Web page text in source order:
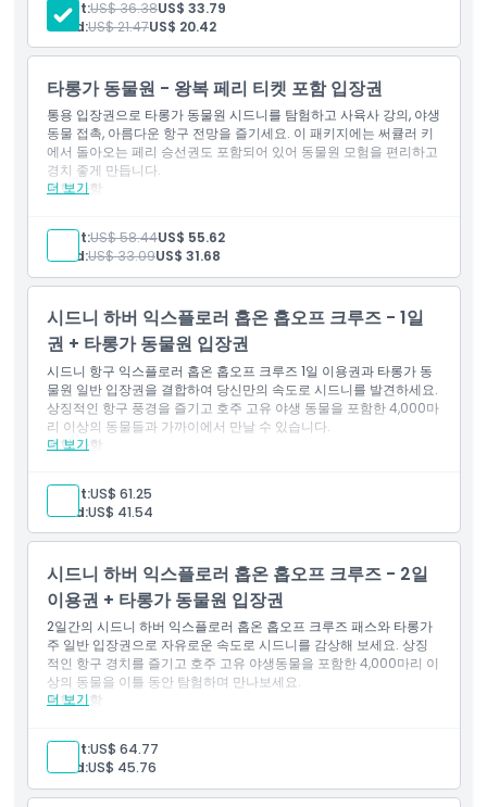
적합하지 않은 대상
운영 시간
알아야 할 사항
위치
취소 정책
호주 토착 야생동물과의 근접 만남
항구 전망이 있는 경치 좋은 산책로
Adult:US$ 36.38US$ 33.79
Child:US$ 21.47US$ 20.42
타롱가 동물원 - 왕복 페리 티켓 포함 입장권
통용 입장권으로 타롱가 동물원 시드니를 탐험하고 사육사 강의, 야생
동물 접촉, 아름다운 항구 전망을 즐기세요. 이 패키지에는 써큘러 키
에서 돌아오는 페리 승선권도 포함되어 있어 동물원 모험을 편리하고
경치 좋게 만듭니다.
더 보기
포함 사항
서큘러 키와 타롱가 동물원 간 왕복 페리 탑승
관리자 설명 및 프레젠테이션 즐기기
동물 전시 및 야생 동물 체험 이용
동물원 부지에서 바라보는 경치 좋은 항구 전망
Adult:US$ 58.44US$ 55.62
Child:US$ 33.09US$ 31.68
시드니 하버 익스플로러 홉온 홉오프 크루즈 - 1일
권 + 타롱가 동물원 입장권
시드니 항구 익스플로러 홉온 홉오프 크루즈 1일 이용권과 타롱가 동
물원 일반 입장권을 결합하여 당신만의 속도로 시드니를 발견하세요.
상징적인 항구 풍경을 즐기고 호주 고유 야생 동물을 포함한 4,000마
리 이상의 동물들과 가까이에서 만날 수 있습니다.
더 보기
포함 사항
매일 진행되는 사육사 강연 및 프레젠테이션 입장
1일 시드니 항구 탐험 호핑 크루즈
주요 항구 명소에서 유연한 크루즈 정차
시드니 항구와 도시 스카이라인의 파노라마 전망
Adult:US$ 61.25
Child:US$ 41.54
시드니 하버 익스플로러 홉온 홉오프 크루즈 - 2일
이용권 + 타롱가 동물원 입장권
2일간의 시드니 하버 익스플로러 홉온 홉오프 크루즈 패스와 타롱가
주 일반 입장권으로 자유로운 속도로 시드니를 감상해 보세요. 상징
적인 항구 경치를 즐기고 호주 고유 야생동물을 포함한 4,000마리 이
상의 동물을 이틀 동안 탐험하며 만나보세요.
더 보기
포함 사항
일일 사육사 강연 및 프레젠테이션 입장
2일간 호핑 온 호핑 오프 시드니 항구 탐험 크루즈
주요 항구 명소의 유연한 크루즈 정거장
시드니 항구와 도시 스카이라인의 파노라마 전망
Adult:US$ 64.77
Child:US$ 45.76